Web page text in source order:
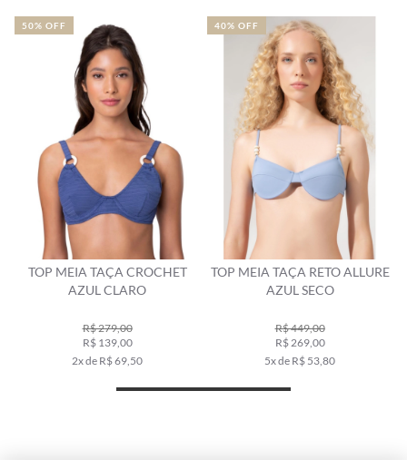
TOP MEIA TAÇA CROCHET
AZUL CLARO
R$ 279,00
R$ 139,00
2x de R$ 69,50
50% OFF
TOP MEIA TAÇA RETO ALLURE
AZUL SECO
R$ 449,00
R$ 269,00
5x de R$ 53,80
40% OFF